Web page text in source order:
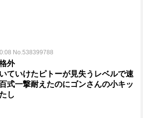
No.538399788
外
ていけたピトーが見失うレベルで速
式一撃耐えたのにゴンさんの小キッ
し